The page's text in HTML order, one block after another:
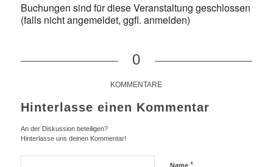
Buchungen sind für diese Veranstaltung geschlossen
(falls nicht angemeldet, ggfl. anmelden)
0
KOMMENTARE
Hinterlasse einen Kommentar
An der Diskussion beteiligen?
Hinterlasse uns deinen Kommentar!
Name *